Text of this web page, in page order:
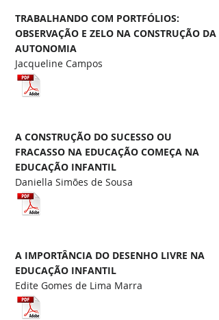
Jacqueline Campos
TRABALHANDO COM PORTFÓLIOS:
OBSERVAÇÃO E ZELO NA CONSTRUÇÃO DA
AUTONOMIA
Daniella Simões de Sousa
A CONSTRUÇÃO DO SUCESSO OU
FRACASSO NA EDUCAÇÃO COMEÇA NA
EDUCAÇÃO INFANTIL
Edite Gomes de Lima Marra
A IMPORTÂNCIA DO DESENHO LIVRE NA
EDUCAÇÃO INFANTIL